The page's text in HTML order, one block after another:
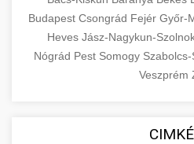
Budapest Csongrád Fejér Győr-
Heves Jász-Nagykun-
Nógrád Pest Somogy
Veszprém